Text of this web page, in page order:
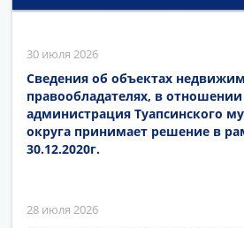
30 июля 2026
Сведения об объектах
правообладателях, в
администрация Туапсинского
округа принимает решение в
30.12.2020г.
28 июля 2026